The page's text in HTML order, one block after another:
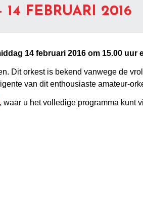
FEBRUARI 2016
14 februari 2016 om 15.00
Dit orkest is bekend vanwege de
van dit enthousiaste amateur-
, waar u het volledige programma kunt